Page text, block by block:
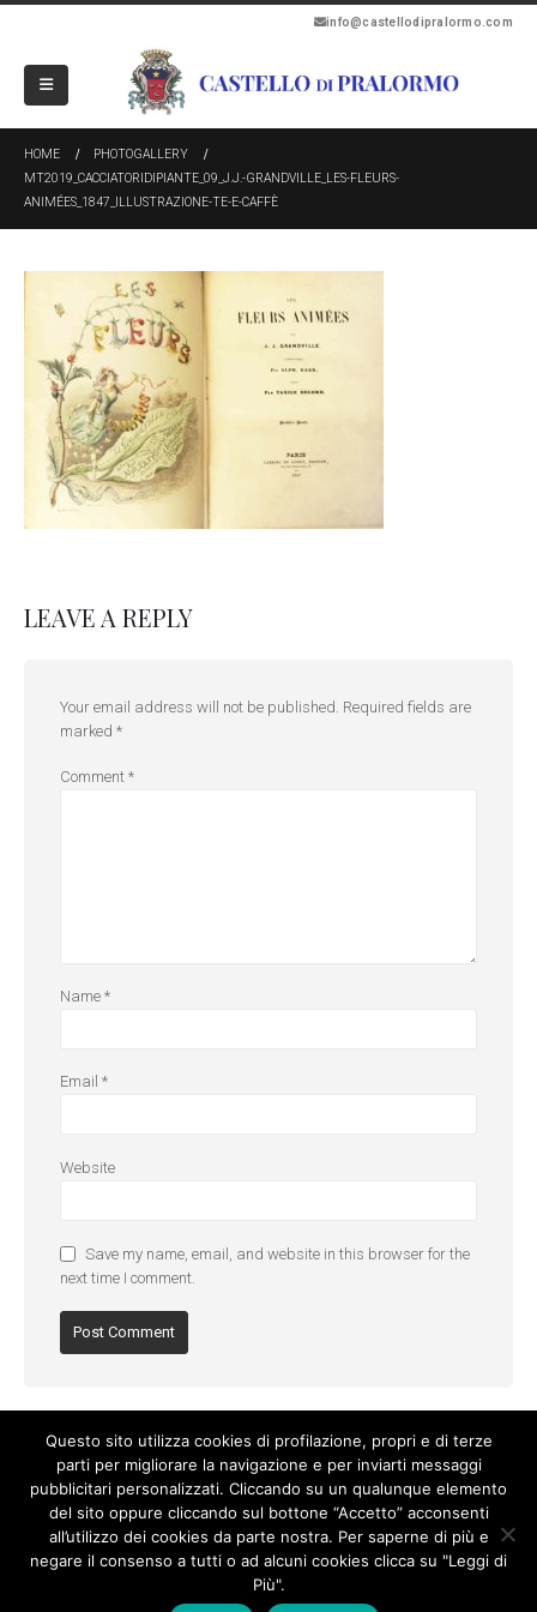
info@castellodipralormo.com
HOME
PHOTOGALLERY
MT2019_CACCIATORIDIPIANTE_09_J.J.-GRANDVILLE_LES-FLEURS-
ANIMÉES_1847_ILLUSTRAZIONE-TE-E-CAFFÈ
LEAVE A REPLY
Your email address will not be published. Required fields are
marked *
Comment *
Name *
Email *
Website
Save my name, email, and website in this browser for the
next time I comment.
Questo sito utilizza cookies di profilazione, propri e di terze
parti per migliorare la navigazione e per inviarti messaggi
pubblicitari personalizzati. Cliccando su un qualunque elemento
del sito oppure cliccando sul bottone “Accetto” acconsenti
all’utilizzo dei cookies da parte nostra. Per saperne di più e
negare il consenso a tutti o ad alcuni cookies clicca su "Leggi di
Più".